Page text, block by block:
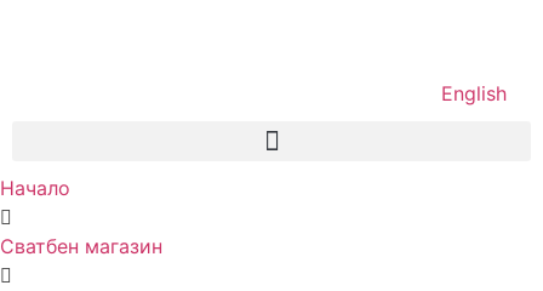
English
Начало
Сватбен магазин